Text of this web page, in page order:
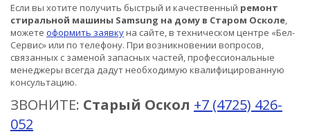
Если вы хотите получить быстрый и качественный ремонт
стиральной машины Samsung на дому в Старом Осколе,
можете оформить заявкуна сайте, в техническом центре «Бел-
Сервис»или по телефону. При возникновении вопросов,
связанных с заменой запасных частей, профессиональные
менеджеры всегда дадут необходимую квалифицированную
консультацию.
ЗВОНИТЕ: Старый Оскол +7 (4725) 426-
052